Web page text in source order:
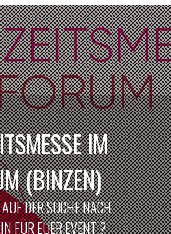
IM
(BINZEN)
DER SUCHE NACH
FÜR EUER EVENT ?